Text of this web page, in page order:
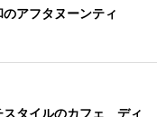
アフタヌーンティ
スタイルのカフェ ディ